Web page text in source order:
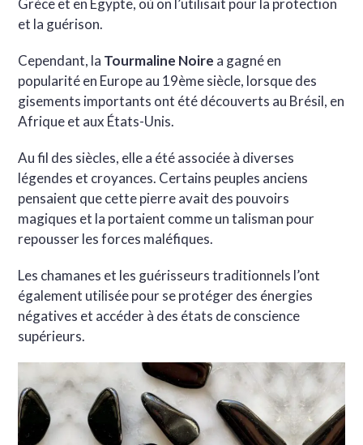
Grèce et en Égypte, où on l’utilisait pour la protection
et la guérison.
Cependant, la Tourmaline Noire a gagné en
popularité en Europe au 19ème siècle, lorsque des
gisements importants ont été découverts au Brésil, en
Afrique et aux États-Unis.
Au fil des siècles, elle a été associée à diverses
légendes et croyances. Certains peuples anciens
pensaient que cette pierre avait des pouvoirs
magiques et la portaient comme un talisman pour
repousser les forces maléfiques.
Les chamanes et les guérisseurs traditionnels l’ont
également utilisée pour se protéger des énergies
négatives et accéder à des états de conscience
supérieurs.